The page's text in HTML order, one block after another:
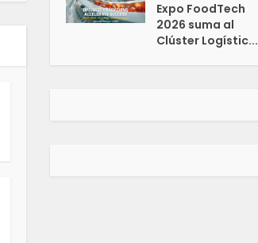
Expo FoodTech
2026 suma al
Clúster Logístic...